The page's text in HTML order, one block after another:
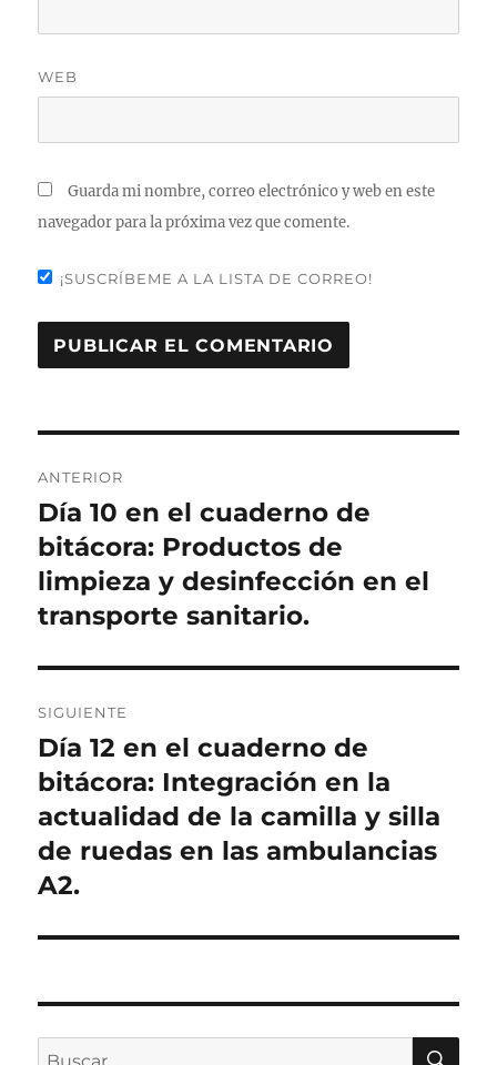
WEB
Guarda mi nombre, correo electrónico y web en este
navegador para la próxima vez que comente.
¡SUSCRÍBEME A LA LISTA DE CORREO!
de
entradas
ANTERIOR
Entrada
anterior:
Día 10 en el cuaderno de
bitácora: Productos de
limpieza y desinfección en el
transporte sanitario.
SIGUIENTE
Entrada
siguiente:
Día 12 en el cuaderno de
bitácora: Integración en la
actualidad de la camilla y silla
de ruedas en las ambulancias
A2.
Buscar